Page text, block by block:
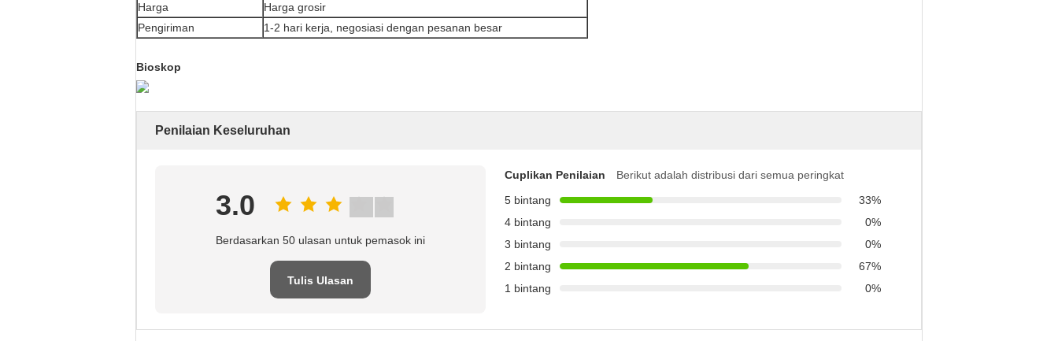
Harga
Harga grosir
Pengiriman
1-2 hari kerja, negosiasi dengan pesanan besar
Bioskop
Penilaian Keseluruhan
3.0
Berdasarkan 50 ulasan untuk pemasok ini
Tulis Ulasan
Cuplikan Penilaian
Berikut adalah distribusi dari semua peringkat
5 bintang
33%
4 bintang
0%
3 bintang
0%
2 bintang
67%
1 bintang
0%